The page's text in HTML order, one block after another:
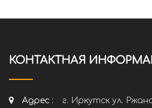
КОНТАКТНАЯ
Адрес :
г. Иркутск ул.